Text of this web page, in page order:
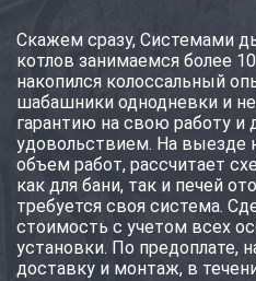
Скажем сразу, Системами
котлов занимаемся более
накопился колоссальный
шабашники однодневки и
гарантию на свою работу и
удовольствием. На выезде
объем работ, рассчитает
как для бани, так и печей
требуется своя система.
стоимость с учетом всех
установки. По предоплате,
доставку и монтаж, в